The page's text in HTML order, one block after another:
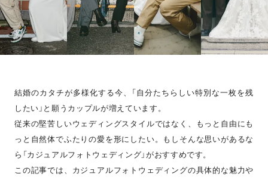
結婚のカタチが多様化する今、「自分たちらしい特別な一枚を残
したい」と願うカップルが増えています。
従来の堅苦しいウェディングスタイルではなく、もっと自由にも
っと自然体でふたりの愛を形にしたい。もしそんな思いがあるな
ら「カジュアルフォトウェディング」がおすすめです。
この記事では、カジュアルフォトウェディングの具体的な魅力や